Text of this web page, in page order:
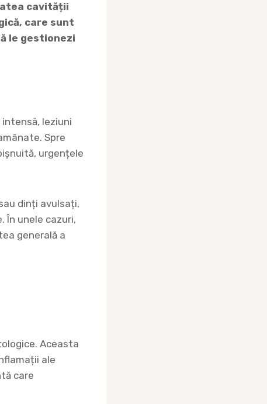
cavității
care sunt
le gestionezi
leziuni
Spre
urgențele
dinți avulsați,
În unele cazuri,
generală a
Aceasta
ale
care